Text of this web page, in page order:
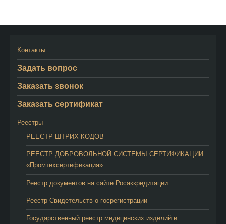
Контакты
Задать вопрос
Заказать звонок
Заказать сертификат
Реестры
РЕЕСТР ШТРИХ-КОДОВ
РЕЕСТР ДОБРОВОЛЬНОЙ СИСТЕМЫ СЕРТИФИКАЦИИ
«Промтехсертификация»
Реестр документов на сайте Росаккредитации
Реестр Свидетельств о госрегистрации
Государственный реестр медицинских изделий и